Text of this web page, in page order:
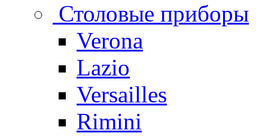
Столовые приборы
Verona
Lazio
Versailles
Rimini